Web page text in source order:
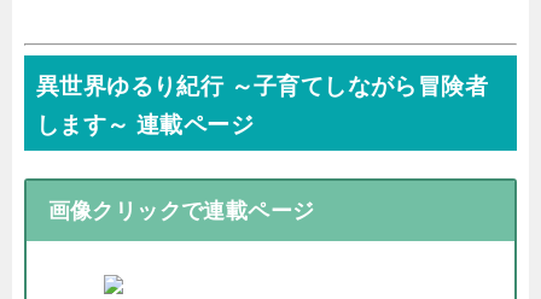
異世界ゆるり紀行 ～子育てしながら冒険者
します～ 連載ページ
画像クリックで連載ページ